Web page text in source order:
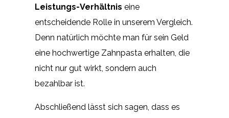
Leistungs-Verhältnis eine
entscheidende Rolle in unserem Vergleich.
Denn natürlich möchte man für sein Geld
eine hochwertige Zahnpasta erhalten, die
nicht nur gut wirkt, sondern auch
bezahlbar ist.
Abschließend lässt sich sagen, dass es